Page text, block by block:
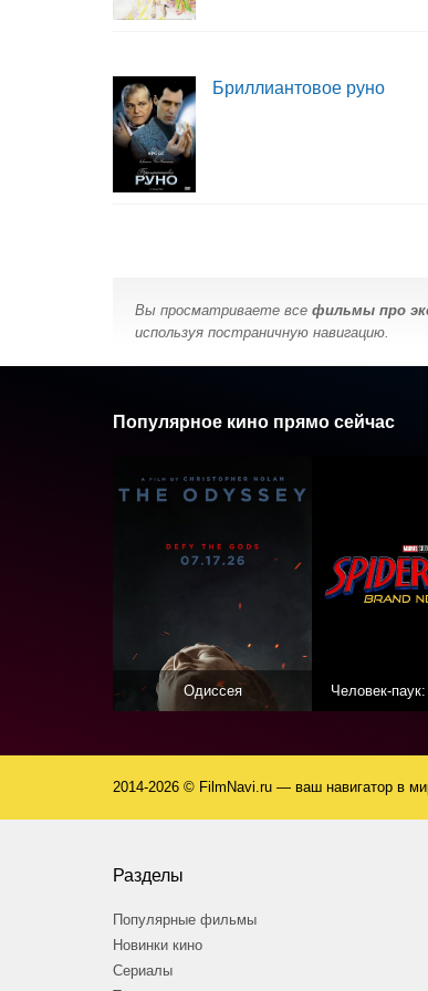
Бриллиантовое руно
Вы просматриваете все фильмы про
используя постраничную навигацию.
Популярное кино прямо сейчас
Одиссея Человек-
2014-2026 © FilmNavi.ru — ваш навигатор в
Разделы
Популярные фильмы
Новинки кино
Сериалы